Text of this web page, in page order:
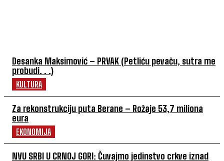
Desanka Maksimović – PRVAK (Petliću pevaču, sutra me
probudi. . .)
KULTURA
Za rekonstrukciju puta Berane – Rožaje 53,7 miliona
eura
EKONOMIJA
NVU SRBI U CRNOJ GORI: Čuvajmo jedinstvo crkve iznad